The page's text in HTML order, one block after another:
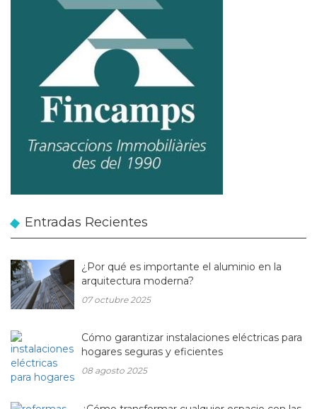
Entradas Recientes
¿Por qué es importante el aluminio en la
arquitectura moderna?
07 octubre 2025
Cómo garantizar instalaciones eléctricas para
hogares seguras y eficientes
08 agosto 2025